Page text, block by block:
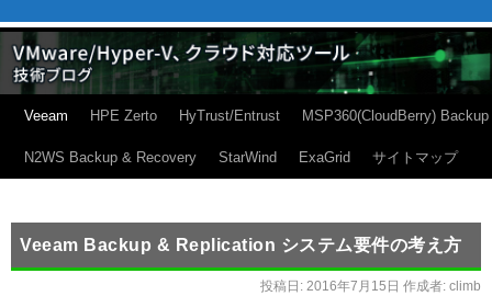
Veeam HPE Zerto HyTrust/Entrust MSP360(CloudBerry) Backup
N2WS Backup & Recovery StarWind ExaGrid サイトマップ
Veeam Backup & Replication システム要件の考え方
投稿日: 2016年7月15日 作成者: climb